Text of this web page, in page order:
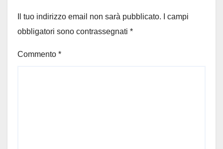
Il tuo indirizzo email non sarà pubblicato.
I campi
obbligatori sono contrassegnati *
Commento *